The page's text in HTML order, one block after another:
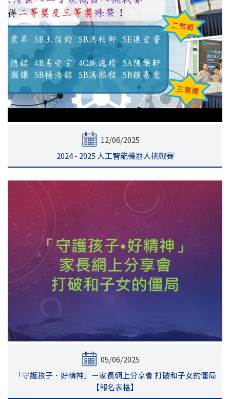
12/06/2025
2024 - 2025 人工智能機器人挑戰賽
05/06/2025
「守護孩子．好精神」－家長網上分享會 打破和子女的僵局
【報名表格】